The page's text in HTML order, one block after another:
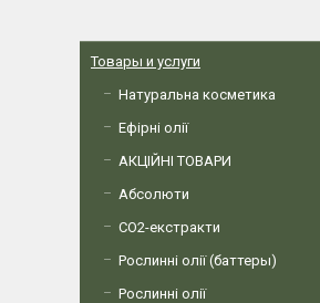
Товары и услуги
Натуральна косметика
Ефірні олії
АКЦІЙНІ ТОВАРИ
Абсолюти
СО2-екстракти
Рослинні олії (баттеры)
Рослинні олії